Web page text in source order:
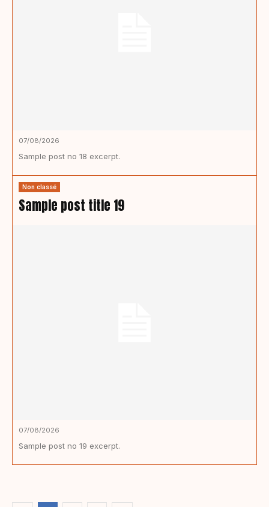
07/08/2026
Sample post no 18 excerpt.
Non classé
Sample post title 19
07/08/2026
Sample post no 19 excerpt.